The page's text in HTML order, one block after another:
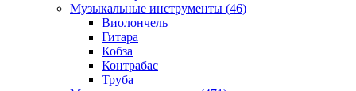
Музыкальные инструменты (46)
Виолончель
Гитара
Кобза
Контрабас
Труба